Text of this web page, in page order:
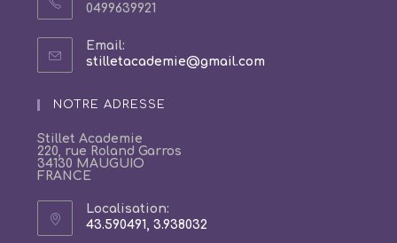
0499639921
Email:
stilletacademie@gmail.comS’ouvre
NOTRE ADRESSE
Stillet Academie
220, rue Roland Garros
34130 MAUGUIO
FRANCE
Localisation:
43.590491, 3.938032